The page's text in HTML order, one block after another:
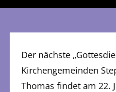
Der nächste
Kirchengemeinden
Thomas findet am 22.